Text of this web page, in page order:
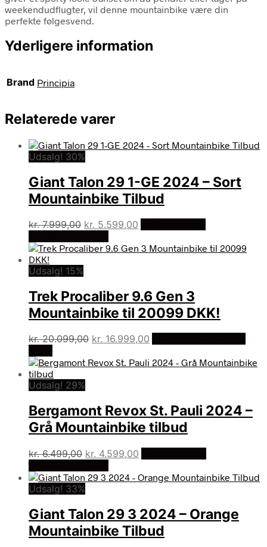
weekendudflugter, vil denne mountainbike være din
perfekte følgesvend.
Yderligere information
Brand Principia
Relaterede varer
Udsalg! 30%
Giant Talon 29 1-GE 2024 – Sort
Mountainbike Tilbud
kr.7.999,00 Den
pris
kr. 5.599,00
pris
Udsalg! 15%
Trek Procaliber 9.6 Gen 3
Mountainbike til 20099 DKK!
kr.20.099,00 Den
pris
kr. 16.999,00
pris
Udsalg! 29%
Bergamont Revox St. Pauli 2024 –
Grå Mountainbike tilbud
kr.6.499,00 Den
pris
kr. 4.599,00
pris
Udsalg! 33%
Giant Talon 29 3 2024 – Orange
Mountainbike Tilbud